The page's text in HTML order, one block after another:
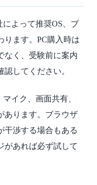
によって推奨OS、ブ
ります。PC購入時は
なく、受験前に案内
してください。
イク、画面共有、
あります。ブラウザ
干渉する場合もある
があれば必ず試して